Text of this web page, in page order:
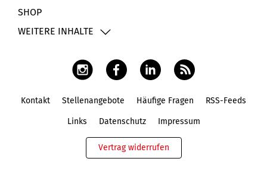
SHOP
WEITERE INHALTE
Kontakt Stellenangebote Häufige Fragen RSS-Feeds
Links Datenschutz Impressum
Vertrag widerrufen